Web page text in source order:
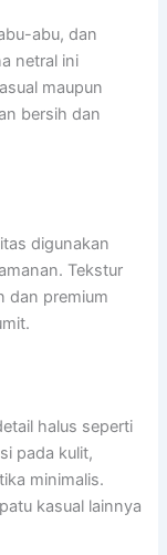
abu, dan
netral ini
maupun
bersih dan
digunakan
Tekstur
dan premium
halus seperti
pada kulit,
minimalis.
kasual lainnya